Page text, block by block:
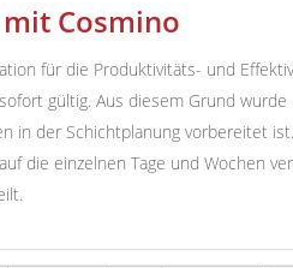
Cosmino
für die Produktivitäts- und
gültig. Aus diesem Grund wurde
in der Schichtplanung vorbereitet
die einzelnen Tage und Wochen